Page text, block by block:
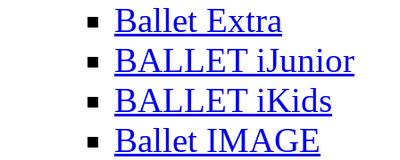
Ballet Extra
BALLET iJunior
BALLET iKids
Ballet IMAGE